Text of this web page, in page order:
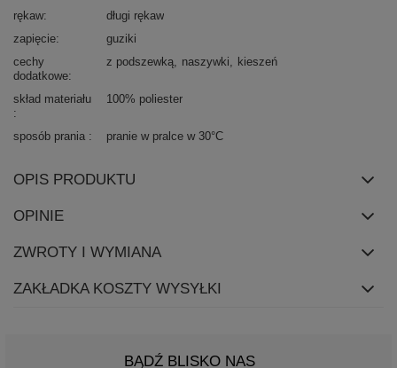
rękaw
długi rękaw
zapięcie
guziki
cechy
dodatkowe
z podszewką naszywki kieszeń
skład materiału 100% poliester
sposób prania pranie w pralce w 30°C
OPIS PRODUKTU
OPINIE
ZWROTY I WYMIANA
ZAKŁADKA KOSZTY WYSYŁKI
BĄDŹ BLISKO NAS